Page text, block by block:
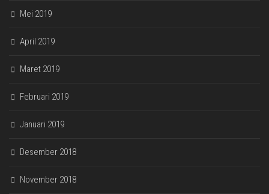
Mei 2019
April 2019
Maret 2019
Februari 2019
Januari 2019
Desember 2018
November 2018